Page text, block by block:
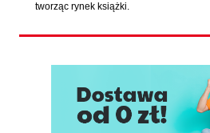
tworząc rynek książki.